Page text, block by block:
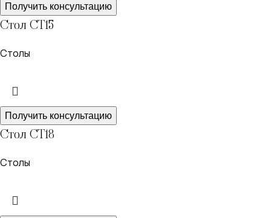
Получить консультацию
Стол СТ15
Столы
Получить консультацию
Стол СТ18
Столы